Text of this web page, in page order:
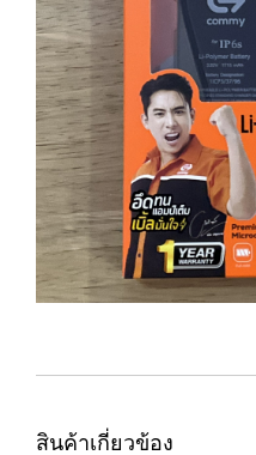
สินค้าเกี่ยวข้อง